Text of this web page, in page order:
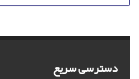
دسترسی سریع